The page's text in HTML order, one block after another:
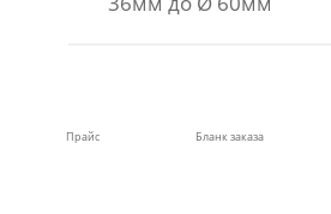
Прайс Бланк заказа